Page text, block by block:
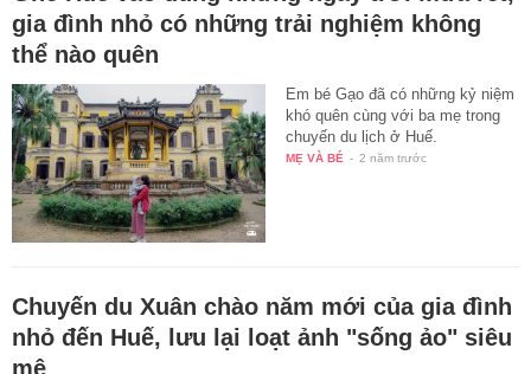
gia đình nhỏ có những trải nghiệm không
thể nào quên
Em bé Gạo đã có những kỷ niệm
khó quên cùng với ba mẹ trong
chuyến du lịch ở Huế.
MẸ VÀ BÉ - 2 năm trước
Chuyến du Xuân chào năm mới của gia đình
nhỏ đến Huế, lưu lại loạt ảnh "sống ảo" siêu
mê